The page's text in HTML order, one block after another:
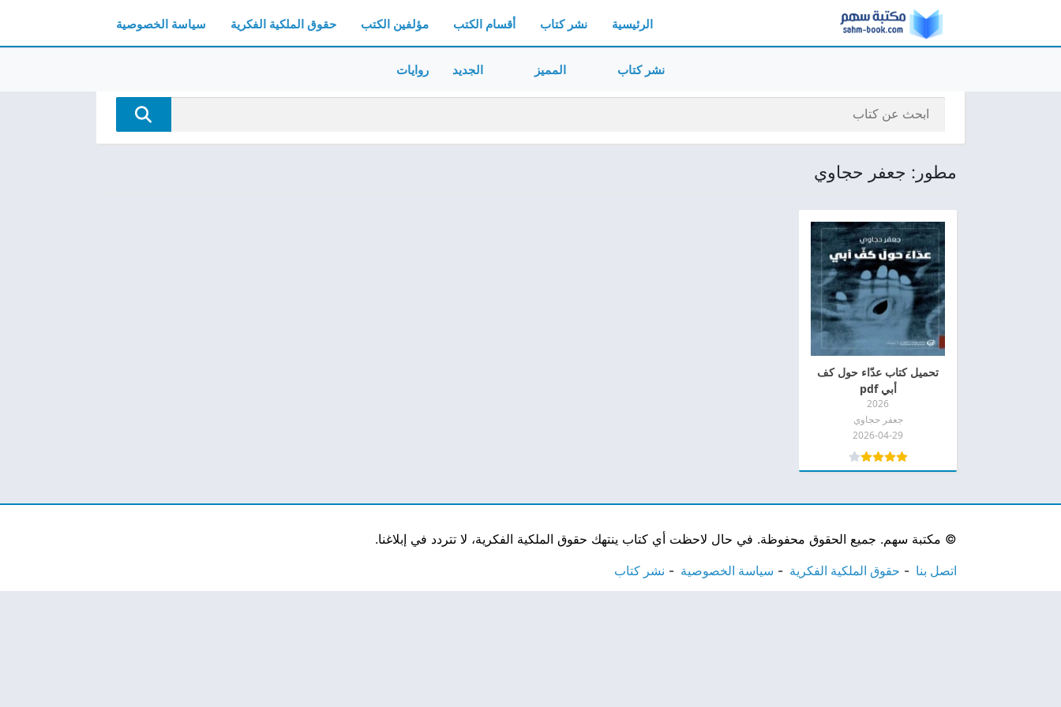
الرئيسية نشر كتاب أقسام الكتب مؤلفين الكتب حقوق الملكية الفكرية سياسة الخصوصية
نشر كتاب المميز الجديد روايات
مطور: جعفر حجاوي
تحميل كتاب عدّاء حول كف
أبي pdf
2026
جعفر حجاوي
2026-04-29
© مكتبة سهم. جميع الحقوق محفوظة. في حال لاحظت أي كتاب ينتهك حقوق الملكية الفكرية، لا تتردد في إبلاغنا.
اتصل بنا حقوق الملكية الفكرية سياسة الخصوصية نشر كتاب